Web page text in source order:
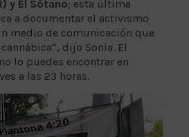
y El Sótano; esta última
a documentar el activismo
medio de comunicación que
dijo Sonia. El
lo puedes encontrar en
a las 23 horas.